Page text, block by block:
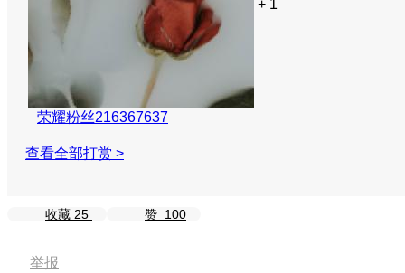
荣耀粉丝216367637
+ 1
查看全部打赏 >
收藏 25 赞 100
举报